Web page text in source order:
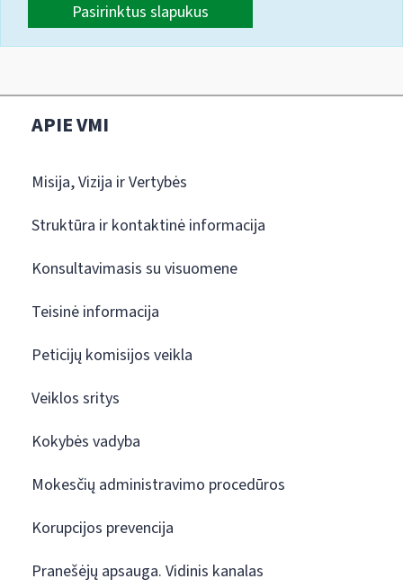
Pasirinktus slapukus
APIE VMI
Misija, Vizija ir Vertybės
Struktūra ir kontaktinė informacija
Konsultavimasis su visuomene
Teisinė informacija
Peticijų komisijos veikla
Veiklos sritys
Kokybės vadyba
Mokesčių administravimo procedūros
Korupcijos prevencija
Pranešėjų apsauga. Vidinis kanalas